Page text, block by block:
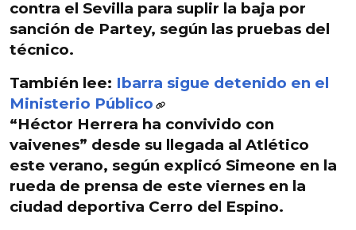
contra el Sevilla para suplir la baja por
sanción de Partey, según las pruebas del
técnico.
También lee: Ibarra sigue detenido en el
Ministerio Público
“Héctor Herrera ha convivido con
vaivenes” desde su llegada al Atlético
este verano, según explicó Simeone en la
rueda de prensa de este viernes en la
ciudad deportiva Cerro del Espino.